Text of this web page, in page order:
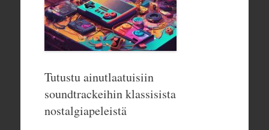
Tutustu ainutlaatuisiin
soundtrackeihin klassisista
nostalgiapeleistä